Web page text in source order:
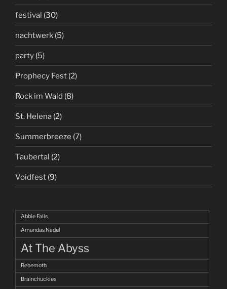
festival (30)
nachtwerk (5)
party (5)
Prophecy Fest (2)
Rock im Wald (8)
St. Helena (2)
Summerbreeze (7)
Taubertal (2)
Voidfest (9)
Abbie Falls
Amandas Nadel
At The Abyss
Behemoth
Brainchuckies